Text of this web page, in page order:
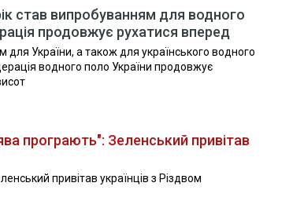
став випробуванням для водного
продовжує рухатися вперед
для України, а також для українського водного
водного поло України продовжує
програють": Зеленський привітав
привітав українців з Різдвом